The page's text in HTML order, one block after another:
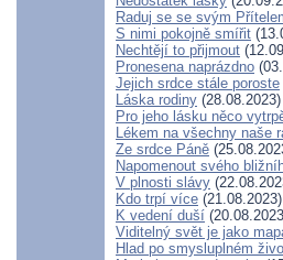
Raduj se se svým
S nimi pokojně smířit
Nechtějí to přijmout
Pronesena naprázdno
Jejich srdce stále poroste
Láska rodiny (28.08.2023)
Pro jeho lásku něco
Lékem na všechny naše
Ze srdce Páně
Napomenout svého
V plnosti slávy
Kdo trpí více (21.08.2023)
K vedení duší
Viditelný svět je jako
Hlad po smysluplném